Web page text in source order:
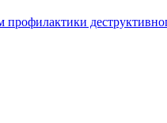
профилактики